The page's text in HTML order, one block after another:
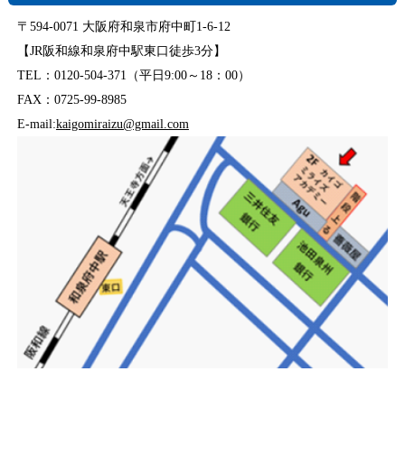
〒594-0071 大阪府和泉市府中町1-6-12
【JR阪和線和泉府中駅東口徒歩3分】
TEL：0120-504-371（平日9:00～18：00）
FAX：0725-99-8985
E-mail:kaigomiraizu@gmail.com